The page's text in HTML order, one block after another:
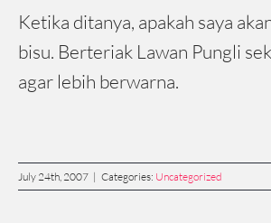
Ketika ditanya, apakah saya
bisu. Berteriak Lawan Pungli
agar lebih berwarna.
July 24th, 2007 | Categories: Uncategorized